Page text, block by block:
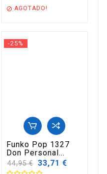
 AGOTADO!
-25%
Funko Pop 1327
Don Personal...
Precio
base
44,95 € 33,71 €